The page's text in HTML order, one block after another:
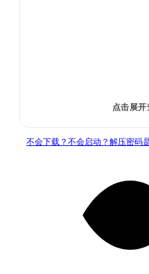
玩家们翘首以盼的《The
Entertainment打造，是
点击展
不会下载？不会启动？解压密码